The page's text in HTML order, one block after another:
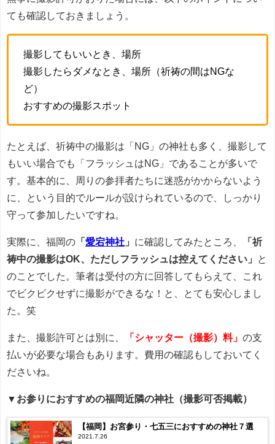
ても確認しておきましょう。
撮影してもいいとき、場所
撮影したらダメなとき、場所（祈祷の間はNGな
ど）
おすすめの撮影スポット
たとえば、祈祷中の撮影は「NG」の神社も多く、撮影して
もいい場合でも「フラッシュはNG」であることが多いで
す。基本的に、周りの参拝者たちに迷惑がかからないよう
に、という目的でルールが設けられているので、しっかり
守って参加したいですね。
実際に、福岡の 「 愛宕神社 」 に確認してみたところ、
「祈
祷中の撮影はOK、ただしフラッシュは控えてください」
と
のことでした。筆者は受付の方に回答してもらえて、これ
でビクビクせずに撮影ができるな！と、とても安心しまし
た。笑
また、撮影許可とは別に、 「シャッター（撮影）料」 の支
払いが必要な場合もあります。費用の確認もしておいてく
ださいね。
▼お参りにおすすめの福岡近隣の神社（撮影可否掲載）
【福岡】お宮参り・七五三におすすめの神社７選
2021.7.26